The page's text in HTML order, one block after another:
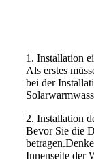
1. Installation
Als erstes
bei der
2. Installation
Bevor Sie die
Innenseite der